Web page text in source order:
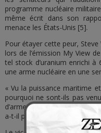
programme nucléaire militaire
même écrit dans son
menace les États-Unis [5].
Pour étayer cette peur,
lors de l’émission My View
tel stock d’uranium enrichi à
une arme nucléaire en une
« Vu la puissance maritime
pourquoi ne sont-ils pas
d’armes nucléaires, voici ce
a-t-il poursuivi.